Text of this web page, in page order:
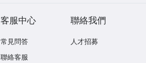
客服中心
常見問答
聯絡客服
聯絡我們
人才招募